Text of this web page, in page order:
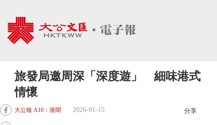
旅發局邀周深「深度遊」 細味港式
情懷
大公報 A10：港聞 2026-01-15 分享